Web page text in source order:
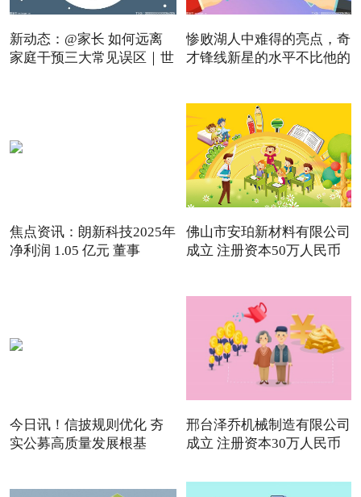
新动态：@家长 如何远离
家庭干预三大常见误区｜世
惨败湖人中难得的亮点，奇
才锋线新星的水平不比他的
焦点资讯：朗新科技2025年
净利润 1.05 亿元 董事
佛山市安珀新材料有限公司
成立 注册资本50万人民币
今日讯！信披规则优化 夯
实公募高质量发展根基
邢台泽乔机械制造有限公司
成立 注册资本30万人民币